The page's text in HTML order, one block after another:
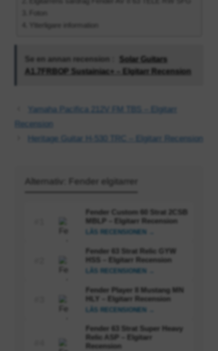
Ytterligare information
Se en annan recension :
Solar Guitars
A1.7FRBOP Sustainiac+ – Elgitarr Recension
Yamaha Pacifica 212V FM TBS – Elgitarr
Recension
Heritage Guitar H-530 TRC – Elgitarr Recension
Alternativ: Fender elgitarrer
Fender Custom 60 Strat 2CSB
MBLP – Elgitarr Recension
LÄS RECENSIONEN →
Fender 63 Strat Relic GYW
HSS – Elgitarr Recension
LÄS RECENSIONEN →
Fender Player II Mustang MN
HLY – Elgitarr Recension
LÄS RECENSIONEN →
Fender 63 Strat Super Heavy
Relic ASP – Elgitarr
Recension